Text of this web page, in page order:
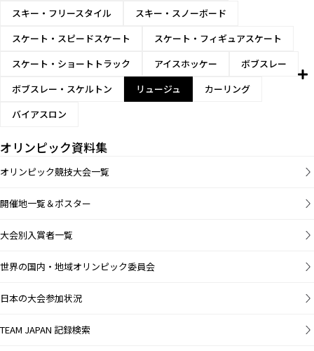
スキー・フリースタイル
スキー・スノーボード
スケート・スピードスケート
スケート・フィギュアスケート
スケート・ショートトラック
アイスホッケー
ボブスレー
ボブスレー・スケルトン
リュージュ
カーリング
バイアスロン
オリンピック資料集
オリンピック競技大会一覧
開催地一覧＆ポスター
大会別入賞者一覧
世界の国内・地域オリンピック委員会
日本の大会参加状況
TEAM JAPAN 記録検索